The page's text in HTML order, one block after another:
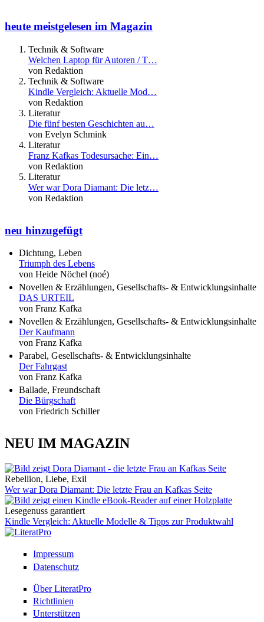
heute meistgelesen im Magazin
Technik & Software
Welchen Laptop für Autoren / T…
von Redaktion
Technik & Software
Kindle Vergleich: Aktuelle Mod…
von Redaktion
Literatur
Die fünf besten Geschichten au…
von Evelyn Schmink
Literatur
Franz Kafkas Todesursache: Ein…
von Redaktion
Literatur
Wer war Dora Diamant: Die letz…
von Redaktion
neu hinzugefügt
Dichtung, Leben
Triumph des Lebens
von Heide Nöchel (noé)
Novellen & Erzählungen, Gesellschafts- & Entwicklungsinhalte
DAS URTEIL
von Franz Kafka
Novellen & Erzählungen, Gesellschafts- & Entwicklungsinhalte
Der Kaufmann
von Franz Kafka
Parabel, Gesellschafts- & Entwicklungsinhalte
Der Fahrgast
von Franz Kafka
Ballade, Freundschaft
Die Bürgschaft
von Friedrich Schiller
NEU IM MAGAZIN
Rebellion, Liebe, Exil
Wer war Dora Diamant: Die letzte Frau an Kafkas Seite
Lesegenuss garantiert
Kindle Vergleich: Aktuelle Modelle & Tipps zur Produktwahl
Impressum
Datenschutz
Über LiteratPro
Richtlinien
Unterstützen